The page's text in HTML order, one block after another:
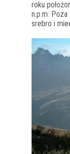
roku
n.p.m.
srebro i